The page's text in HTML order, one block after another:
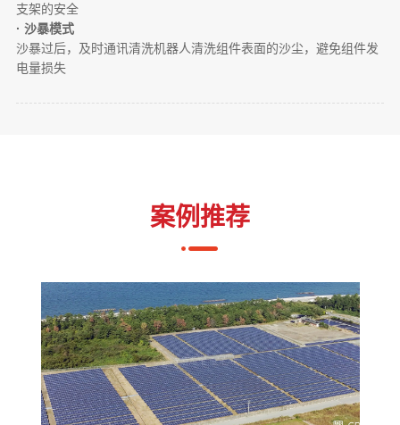
支架的安全
· 沙暴模式
沙暴过后，及时通讯清洗机器人清洗组件表面的沙尘，避免组件发
电量损失
案例推荐